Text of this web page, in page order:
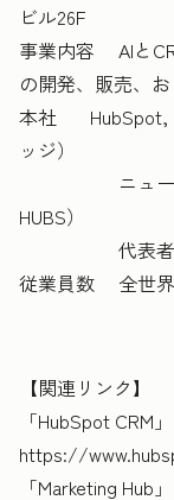
ビル26F
事業内容 AIと
の開発、販売、
本社 HubSpot,
ッジ）
ニューヨー
HUBS）
代表者 ヤミ
従業員数 全世界
【関連リンク】
「HubSpot
https://
「Marketing